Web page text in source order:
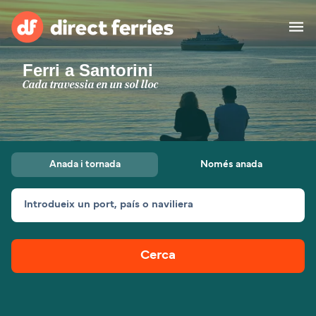
Països
Bitllets de Ferry
Ferris
Ferri a Santorini
Cada travessia en un sol lloc
Anada i tornada Només anada
Introdueix un port, país o naviliera
Cerca